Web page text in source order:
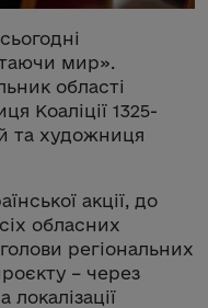
мир».
області
Коаліції 1325-
та художниця
акції, до
обласних
регіональних
– через